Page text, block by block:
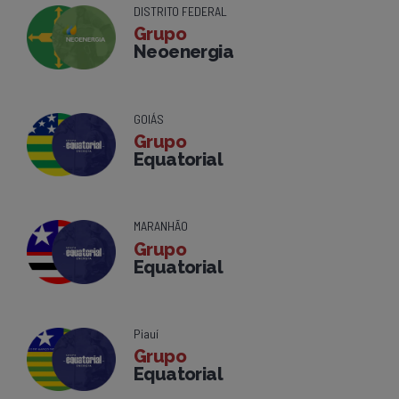
DISTRITO FEDERAL
Grupo
Neoenergia
GOIÁS
Grupo
Equatorial
MARANHÃO
Grupo
Equatorial
Piauí
Grupo
Equatorial